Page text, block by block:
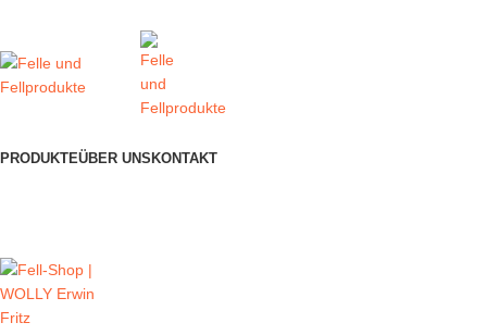
PRODUKTEÜBER UNS KONTAKT